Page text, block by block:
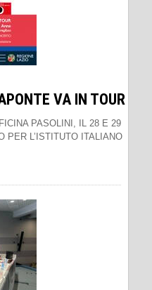
VA IN TOUR
PASOLINI, IL 28 E 29
PER L’ISTITUTO ITALIANO